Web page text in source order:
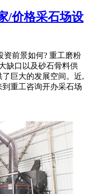
/价格采石场设
资前景如何? 重工磨粉
缺口以及砂石骨料供
巨大的发展空间。近,
重工咨询开办采石场